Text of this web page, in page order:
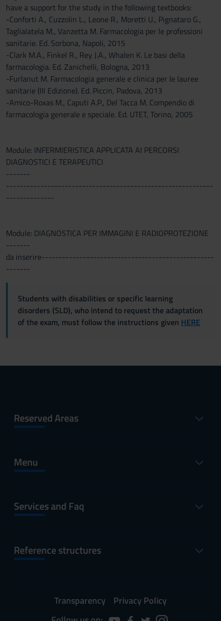
have a support for the study in the following textbooks:
-Conforti A., Cuzzolin L., Leone R., Moretti U., Pignataro G.,
Taglialatela M., Vanzetta M. Farmacologia per le professioni
sanitarie. Ed. Sorbona, Napoli, 2015
-Clark M.A., Finkel R., Rey J.A., Whalen K. Le basi della
farmacologia. Ed. Zanichelli, Bologna, 2013
-Furlanut M. Farmacologia generale e clinica per le lauree
sanitarie (III Edizione). Ed. Piccin, Padova, 2013
-Amico-Roxas M., Caputi A.P., Del Tacca M. Compendio di
farmacologia generale e speciale. Ed. UTET, Torino, 2005
Module: INFERMIERISTICA APPLICATA AI PERCORSI
DIAGNOSTICI E TERAPEUTICI
-------
------------------------------------------------------------
--------------
Module: DIAGNOSTICA PER IMMAGINI E RADIOPROTEZIONE
-------
da inserire--------------------------------------------------
-------
Students with disabilities or specific learning
disorders (SLD), who intend to request the adaptation
of the exam, must follow the instructions given HERE
Reserved Areas
Menu
Services and Faq
Reference structures
Transparency
Privacy Policy